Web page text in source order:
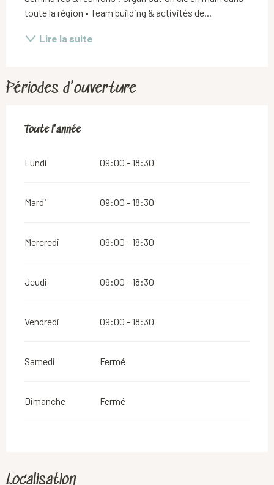
toute la région • Team building & activités de...
Lire la suite
Périodes d'ouverture
Toute l'année
Toute l'année
Lundi 09:00 - 18:30
Mardi 09:00 - 18:30
Mercredi 09:00 - 18:30
Jeudi 09:00 - 18:30
Vendredi 09:00 - 18:30
Samedi Fermé
Dimanche Fermé
Localisation